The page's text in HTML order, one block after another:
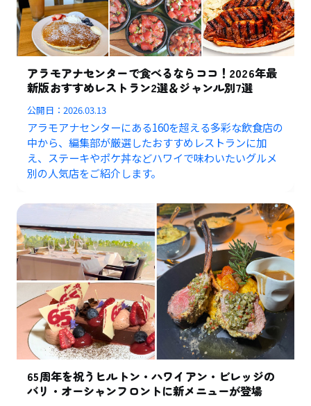
アラモアナセンターで食べるならココ！2026年最
新版おすすめレストラン2選＆ジャンル別7選
公開日：2026.03.13
アラモアナセンターにある160を超える多彩な飲食店の
中から、編集部が厳選したおすすめレストランに加
え、ステーキやポケ丼などハワイで味わいたいグルメ
別の人気店をご紹介します。
65周年を祝うヒルトン・ハワイアン・ビレッジの
バリ・オーシャンフロントに新メニューが登場